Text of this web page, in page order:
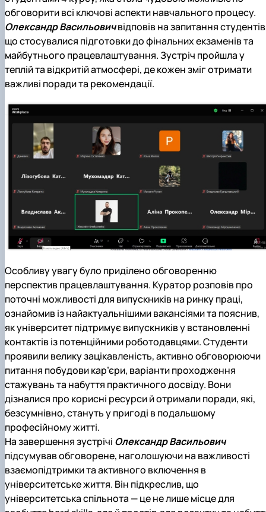
обговорити всі ключові аспекти навчального процесу.
Олександр Васильовичвідповів на запитання
що стосувалися підготовки до фінальних екзаменів та
майбутнього працевлаштування. Зустріч пройшла у
теплій та відкритій атмосфері, де кожен зміг отримати
важливі поради та рекомендації.
Особливу увагу було приділено обговоренню
перспектив працевлаштування. Куратор розповів про
поточні можливості для випускників на ринку праці,
ознайомив із найактуальнішими вакансіями та пояснив,
як університет підтримує випускників у встановленні
контактів із потенційними роботодавцями. Студенти
проявили велику зацікавленість, активно обговорюючи
питання побудови кар’єри, варіанти проходження
стажувань та набуття практичного досвіду. Вони
дізналися про корисні ресурси й отримали поради, які,
безсумнівно, стануть у пригоді в подальшому
професійному житті.
На завершення зустрічі Олександр Васильович
підсумував обговорене, наголошуючи на важливості
взаємопідтримки та активного включення в
університетське життя. Він підкреслив, що
університетська спільнота — це не лише місце для